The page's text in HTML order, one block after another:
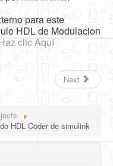
para este
HDL de Modulacion
clic Aquí
Next
HDL Coder de simulink